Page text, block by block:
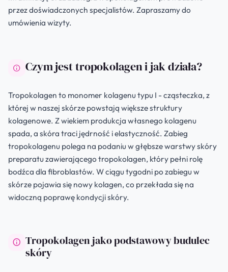
przez doświadczonych specjalistów. Zapraszamy do
umówienia wizyty.
Czym jest tropokolagen i jak działa?
Tropokolagen to monomer kolagenu typu I - cząsteczka, z
której w naszej skórze powstają większe struktury
kolagenowe. Z wiekiem produkcja własnego kolagenu
spada, a skóra traci jędrność i elastyczność. Zabieg
tropokolagenu polega na podaniu w głębsze warstwy skóry
preparatu zawierającego tropokolagen, który pełni rolę
bodźca dla fibroblastów. W ciągu tygodni po zabiegu w
skórze pojawia się nowy kolagen, co przekłada się na
widoczną poprawę kondycji skóry.
Tropokolagen jako podstawowy budulec
skóry